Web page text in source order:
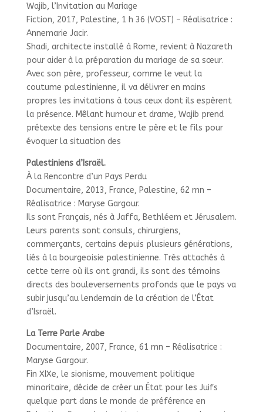
Wajib, l’Invitation au Mariage
Fiction, 2017, Palestine, 1 h 36 (VOST) – Réalisatrice :
Annemarie Jacir.
Shadi, architecte installé à Rome, revient à Nazareth
pour aider à la préparation du mariage de sa sœur.
Avec son père, professeur, comme le veut la
coutume palestinienne, il va délivrer en mains
propres les invitations à tous ceux dont ils espèrent
la présence. Mêlant humour et drame, Wajib prend
prétexte des tensions entre le père et le fils pour
évoquer la situation des
Palestiniens d’Israël.
À la Rencontre d’un Pays Perdu
Documentaire, 2013, France, Palestine, 62 mn –
Réalisatrice : Maryse Gargour.
Ils sont Français, nés à Jaffa, Bethléem et Jérusalem.
Leurs parents sont consuls, chirurgiens,
commerçants, certains depuis plusieurs générations,
liés à la bourgeoisie palestinienne. Très attachés à
cette terre où ils ont grandi, ils sont des témoins
directs des bouleversements profonds que le pays va
subir jusqu’au lendemain de la création de l’État
d’Israël.
La Terre Parle Arabe
Documentaire, 2007, France, 61 mn – Réalisatrice :
Maryse Gargour.
Fin XIXe, le sionisme, mouvement politique
minoritaire, décide de créer un État pour les Juifs
quelque part dans le monde de préférence en